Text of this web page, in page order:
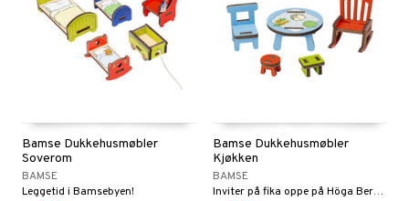
Bamse Dukkehusmøbler
Soverom
BAMSE
Leggetid i Bamsebyen!
Bamse Dukkehusmøbler
Kjøkken
BAMSE
Inviter på fika oppe på Höga Berget!